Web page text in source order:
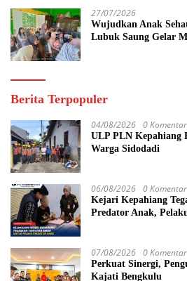
27/07/2026
Wujudkan Anak
Lubuk Saung Gelar
Berita Terpopuler
04/08/2026 0 Komentar
ULP PLN Kepahiang
Warga Sidodadi
06/08/2026 0 Komentar
Kejari Kepahiang
Predator Anak,
07/08/2026 0 Komentar
Perkuat Sinergi,
Kajati Bengkulu